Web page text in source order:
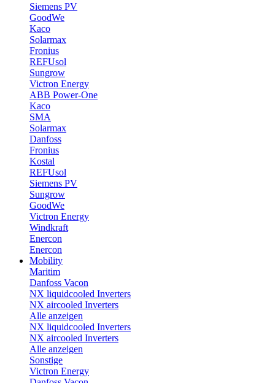
Siemens PV
GoodWe
Kaco
Solarmax
Fronius
REFUsol
Sungrow
Victron Energy
ABB Power-One
Kaco
SMA
Solarmax
Danfoss
Fronius
Kostal
REFUsol
Siemens PV
Sungrow
GoodWe
Victron Energy
Windkraft
Enercon
Enercon
Mobility
Maritim
Danfoss Vacon
NX liquidcooled Inverters
NX aircooled Inverters
Alle anzeigen
NX liquidcooled Inverters
NX aircooled Inverters
Alle anzeigen
Sonstige
Victron Energy